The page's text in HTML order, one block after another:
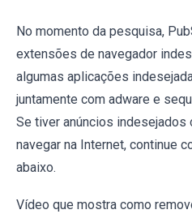
No momento da pesquisa,
extensões de navegador
algumas aplicações
juntamente com adware e
Se tiver anúncios indesejados
navegar na Internet, continue
abaixo.
Vídeo que mostra como